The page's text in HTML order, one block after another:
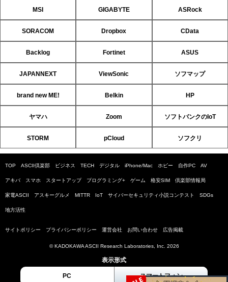
MSI GIGABYTE ASRock
SORACOM Dropbox CData
Backlog Fortinet ASUS
JAPANNEXT ViewSonic ソフマップ
brand new ME! Belkin HP
ヤマハ Zoom ソフトバンクのIoT
STORM pCloud ソフクリ
TOP ASCII倶楽部 ビジネス TECH デジタル iPhone/Mac ホビー 自作PC AV
アキバ スマホ スタートアップ プログラミング+ ゲーム 格安SIM 倶楽部情報局
家電ASCII アスキーグルメ MITTR IoT サイバーセキュリティ小説コンテスト SDGs
地方活性
サイトポリシー プライバシーポリシー 運営会社 お問い合わせ 広告掲載
© KADOKAWA ASCII Research Laboratories, Inc. 2026
表示形式
PC スマートフォン